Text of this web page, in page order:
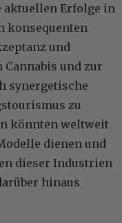
aktuellen Erfolge in
konsequenten
und
und zur
synergetische
zu
könnten weltweit
dienen und
dieser Industrien
hinaus